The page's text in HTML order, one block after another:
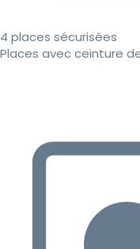
4 places sécurisées
Places avec ceinture